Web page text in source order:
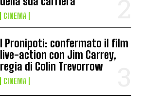
CINEMA
I Pronipoti: confermato il film
live-action con Jim Carrey,
regia di Colin Trevorrow
CINEMA